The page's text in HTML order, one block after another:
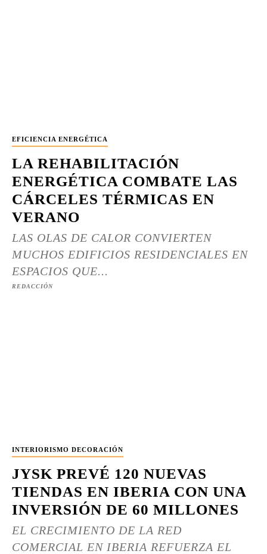
EFICIENCIA ENERGÉTICA
LA REHABILITACIÓN
ENERGÉTICA COMBATE LAS
CÁRCELES TÉRMICAS EN
VERANO
LAS OLAS DE CALOR CONVIERTEN
MUCHOS EDIFICIOS RESIDENCIALES EN
ESPACIOS QUE...
REDACCIÓN
INTERIORISMO DECORACIÓN
JYSK PREVÉ 120 NUEVAS
TIENDAS EN IBERIA CON UNA
INVERSIÓN DE 60 MILLONES
EL CRECIMIENTO DE LA RED
COMERCIAL EN IBERIA REFUERZA EL